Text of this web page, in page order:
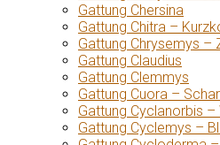
Gattung Chersina
Gattung Chitra –
Gattung Chrysemys –
Gattung Claudius
Gattung Clemmys
Gattung Cuora –
Gattung Cyclanorbis
Gattung Cyclemys –